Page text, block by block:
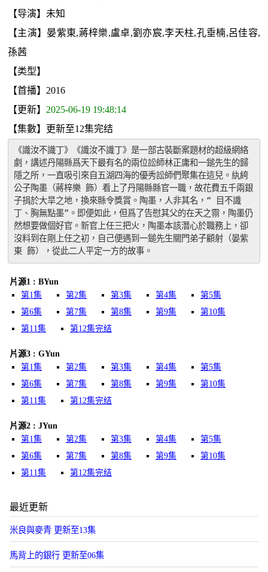
【导演】未知
【主演】晏紫東,蔣梓樂,盧卓,劉亦宸,李天柱,孔垂楠,呂佳容,
孫茜
【类型】
【首播】2016
【更新】 2025-06-19 19:48:14
【集數】更新至12集完结
《識汝不識丁》《識汝不識丁》是一部古裝斷案題材的超級網絡
劇，講述丹陽縣爲天下最有名的兩位訟師林正庸和一鎚先生的歸
隱之所，一直吸引來自五湖四海的優秀訟師們聚集在這兒。紈絝
公子陶墨（蔣梓樂 飾）看上了丹陽縣縣官一職，故花費五千兩銀
子捐於大旱之地，換來縣令獎賞。陶墨，人非其名，“ 目不識
丁、胸無點墨”。即便如此，但爲了告慰其父的在天之霛，陶墨仍
然想要做個好官。新官上任三把火，陶墨本該潛心於職務上，卻
沒料到在剛上任之初，自己便遇到一鎚先生關門弟子顧射（晏紫
東 飾），從此二人平定一方的故事。
片源1 : BYun
第1集
第2集 第3集 第4集
第5集
第6集
第7集 第8集 第9集
第10集
第11集
第12集完结
片源3 : GYun
第1集
第2集 第3集 第4集
第5集
第6集
第7集 第8集 第9集
第10集
第11集
第12集完结
片源2 : JYun
第1集
第2集 第3集 第4集
第5集
第6集
第7集 第8集 第9集
第10集
第11集
第12集完结
最近更新
米良與麥青 更新至13集
馬背上的銀行 更新至06集